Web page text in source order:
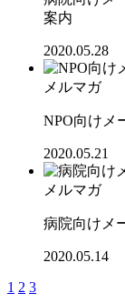
案内
2020.05.28
メルマガ
NPO向けメ
2020.05.21
メルマガ
病院向けメ
2020.05.14
1 2 3